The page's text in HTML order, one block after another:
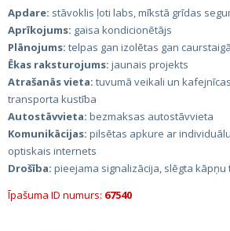
Apdare: stāvoklis ļoti labs, mīkstā grīdas
Aprīkojums: gaisa kondicionētājs
Plānojums: telpas gan izolētas gan
Ēkas raksturojums: jaunais projekts
Atrašanās vieta: tuvumā veikali un
transporta kustība
Autostāvvieta: bezmaksas autostāvvieta
Komunikācijas: pilsētas apkure ar
optiskais internets
Drošība: pieejama signalizācija, slēgta
Īpašuma ID numurs: 67540